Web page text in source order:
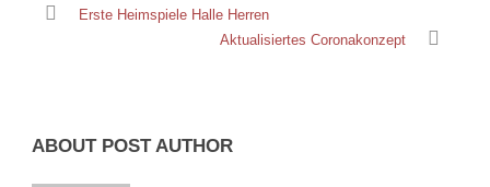
Erste Heimspiele Halle Herren
Aktualisiertes Coronakonzept
ABOUT POST AUTHOR